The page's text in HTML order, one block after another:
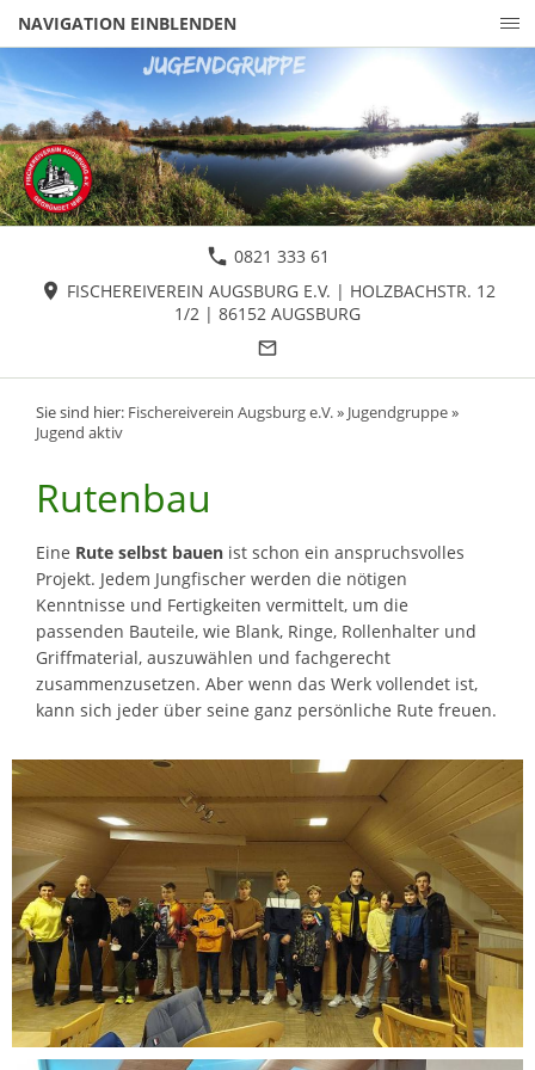
NAVIGATION EINBLENDEN
0821 333 61
FISCHEREIVEREIN AUGSBURG E.V. | HOLZBACHSTR. 12
1/2 | 86152 AUGSBURG
Sie sind hier: Fischereiverein Augsburg e.V.» Jugendgruppe»
Jugend aktiv
Rutenbau
Eine Rute selbst bauen ist schon ein anspruchsvolles
Projekt. Jedem Jungfischer werden die nötigen
Kenntnisse und Fertigkeiten vermittelt, um die
passenden Bauteile, wie Blank, Ringe, Rollenhalter und
Griffmaterial, auszuwählen und fachgerecht
zusammenzusetzen. Aber wenn das Werk vollendet ist,
kann sich jeder über seine ganz persönliche Rute freuen.